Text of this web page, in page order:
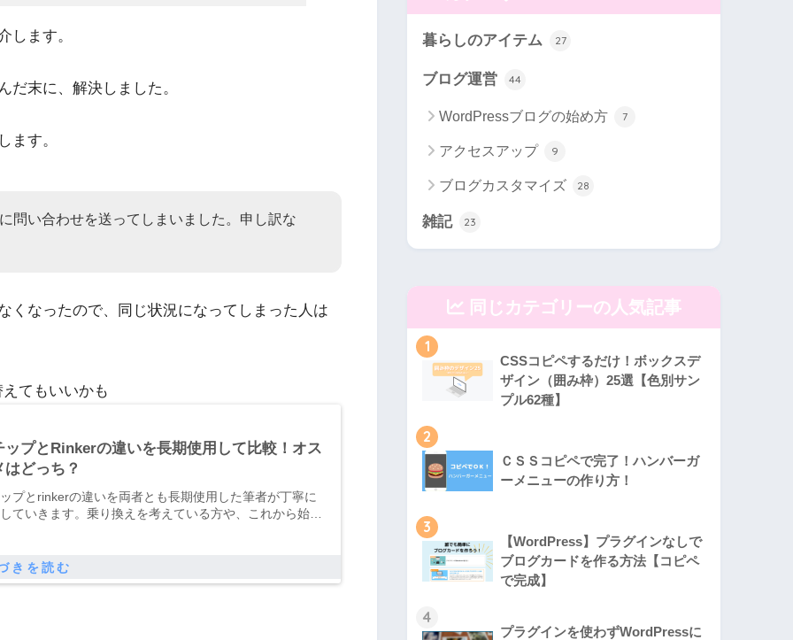
します。
だ末に、解決しました。
ます。
問い合わせを送ってしまいました。申し訳な
くなったので、同じ状況になってしまった人は
てもいいかも
ップとRinkerの違いを長期使用して比較！オス
はどっち？
プとrinkerの違いを両者とも長期使用した筆者が丁寧に
ていきます。乗り換えを考えている方や、これから始め
暮らしのアイテム 27
ブログ運営 44
WordPressブログの始め方 7
アクセスアップ 9
ブログカスタマイズ 28
雑記 23
同じカテゴリーの人気記事
1
CSSコピペするだけ！ボックスデ
ザイン（囲み枠）25選【色別サン
プル62種】
2
ＣＳＳコピペで完了！ハンバーガ
ーメニューの作り方！
3
【WordPress】プラグインなしで
ブログカードを作る方法【コピペ
で完成】
4
プラグインを使わずWordPressに